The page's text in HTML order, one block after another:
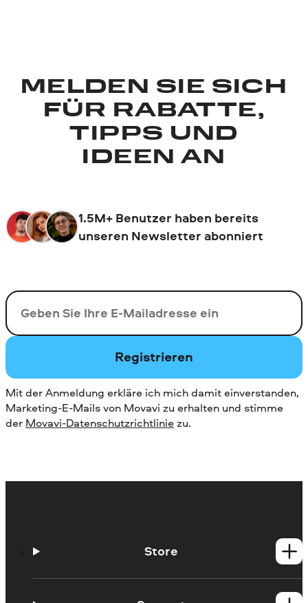
MELDEN SIE SICH
FÜR RABATTE,
TIPPS UND
IDEEN AN
1.5M+ Benutzer haben bereits
unseren Newsletter abonniert
Ihre E-Mail-Addresse
Registrieren
Mit der Anmeldung erkläre ich mich damit einverstanden,
Marketing-E-Mails von Movavi zu erhalten und stimme
der Movavi-Datenschutzrichtliniezu.
Store